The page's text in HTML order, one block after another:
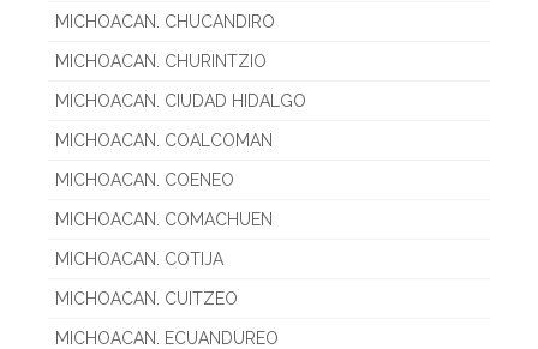
MICHOACAN. CHUCANDIRO
MICHOACAN. CHURINTZIO
MICHOACAN. CIUDAD HIDALGO
MICHOACAN. COALCOMAN
MICHOACAN. COENEO
MICHOACAN. COMACHUEN
MICHOACAN. COTIJA
MICHOACAN. CUITZEO
MICHOACAN. ECUANDUREO